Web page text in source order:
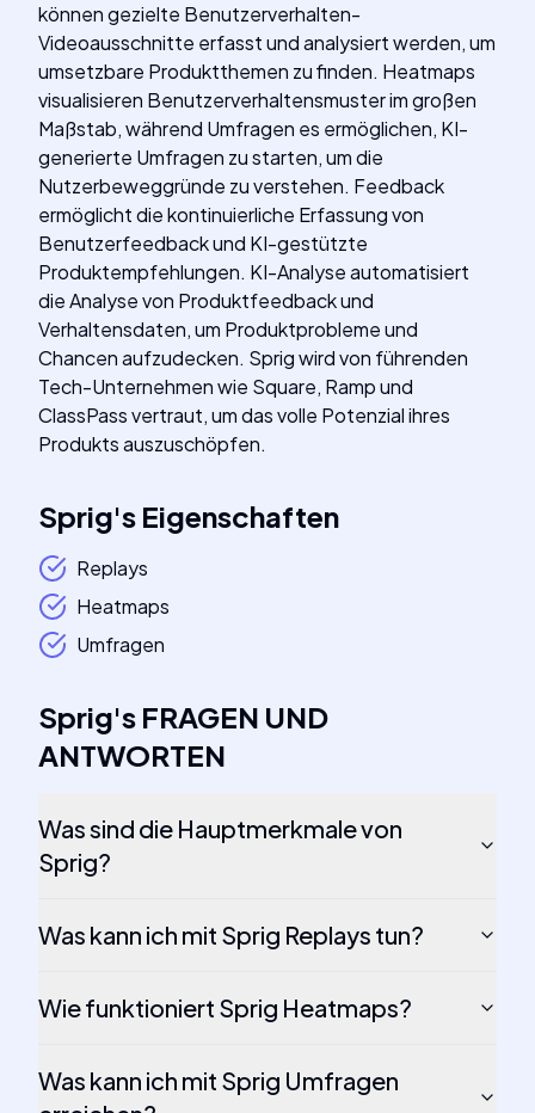
können gezielte Benutzerverhalten-
Videoausschnitte erfasst und analysiert werden, um
umsetzbare Produktthemen zu finden. Heatmaps
visualisieren Benutzerverhaltensmuster im großen
Maßstab, während Umfragen es ermöglichen, KI-
generierte Umfragen zu starten, um die
Nutzerbeweggründe zu verstehen. Feedback
ermöglicht die kontinuierliche Erfassung von
Benutzerfeedback und KI-gestützte
Produktempfehlungen. KI-Analyse automatisiert
die Analyse von Produktfeedback und
Verhaltensdaten, um Produktprobleme und
Chancen aufzudecken. Sprig wird von führenden
Tech-Unternehmen wie Square, Ramp und
ClassPass vertraut, um das volle Potenzial ihres
Produkts auszuschöpfen.
Sprig's Eigenschaften
Replays
Heatmaps
Umfragen
Sprig's FRAGEN UND
ANTWORTEN
Was sind die Hauptmerkmale von
Sprig?
Was kann ich mit Sprig Replays tun?
Wie funktioniert Sprig Heatmaps?
Was kann ich mit Sprig Umfragen